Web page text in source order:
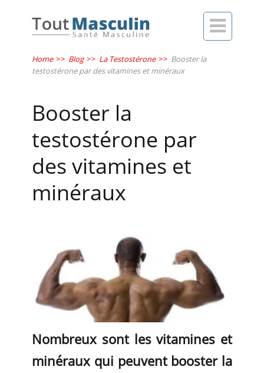

Home >> Blog >> La Testostérone >> Booster la
testostérone par des vitamines et minéraux
Booster la
testostérone par
des vitamines et
minéraux
Nombreux sont les vitamines et
minéraux qui peuvent booster la